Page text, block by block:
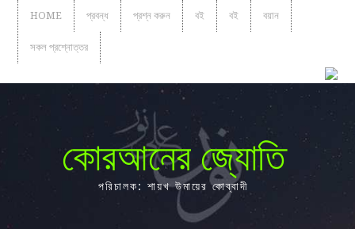
HOME প্রবন্ধ প্রশ্ন করুন বই বই বয়ান
সকল প্রশ্নোত্তর
কোরআনের জ্যোতি
পরিচালক: শায়খ উমায়ের কোব্বাদী